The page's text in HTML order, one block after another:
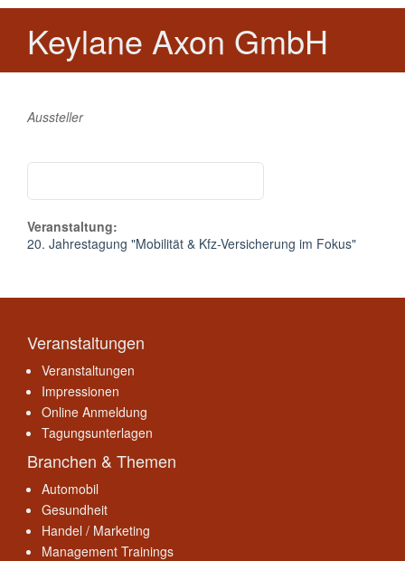
Keylane Axon GmbH
Aussteller
Veranstaltung:
20. Jahrestagung "Mobilität & Kfz-Versicherung im Fokus"
Veranstaltungen
Veranstaltungen
Impressionen
Online Anmeldung
Tagungsunterlagen
Branchen & Themen
Automobil
Gesundheit
Handel / Marketing
Management Trainings